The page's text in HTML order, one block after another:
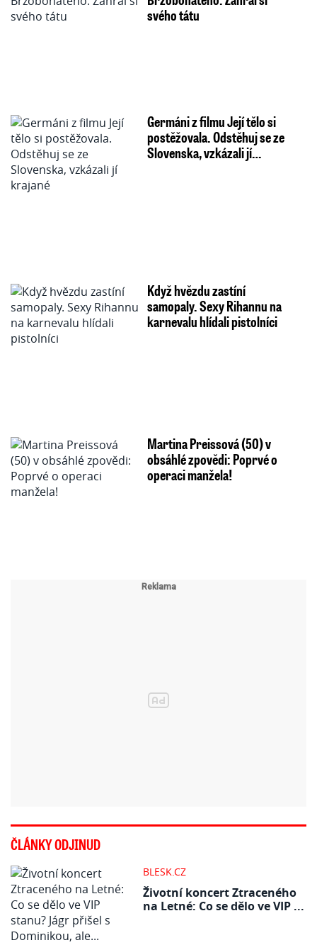
svého tátu
Germáni z filmu Její tělo si
postěžovala. Odstěhuj se ze
Slovenska, vzkázali jí…
Když hvězdu zastíní
samopaly. Sexy Rihannu na
karnevalu hlídali pistolníci
Martina Preissová (50) v
obsáhlé zpovědi: Poprvé o
operaci manžela!
ČLÁNKY ODJINUD
BLESK.CZ
Životní koncert Ztraceného
na Letné: Co se dělo ve VIP ...